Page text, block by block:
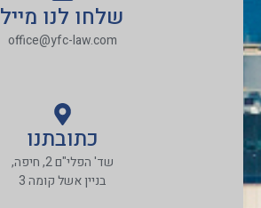
שלחו לנו מייל
office@yfc-law.com
כתובתנו
שד' הפלי"ם 2, חיפה,
בניין אשל קומה 3